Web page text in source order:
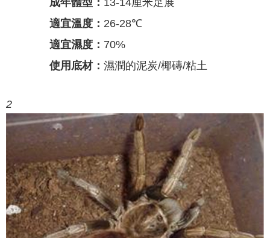
成年體型： 13-14厘米足展
適宜溫度： 26-28℃
適宜濕度： 70%
使用底材： 濕潤的泥炭/椰磚/粘土
2